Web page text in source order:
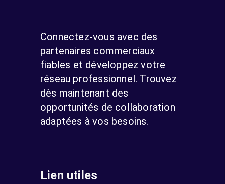
Connectez-vous avec des
partenaires commerciaux
fiables et développez votre
réseau professionnel. Trouvez
dès maintenant des
opportunités de collaboration
adaptées à vos besoins.
Lien utiles